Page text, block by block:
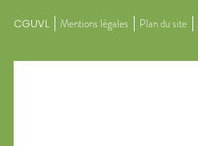
CGUVL Mentions légales Plan du site